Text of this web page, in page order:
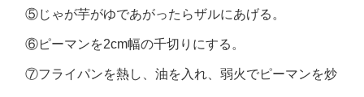
⑤じゃが芋がゆであがったらザルにあげる。
⑥ピーマンを2cm幅の千切りにする。
⑦フライパンを熱し、油を入れ、弱火でピーマンを炒